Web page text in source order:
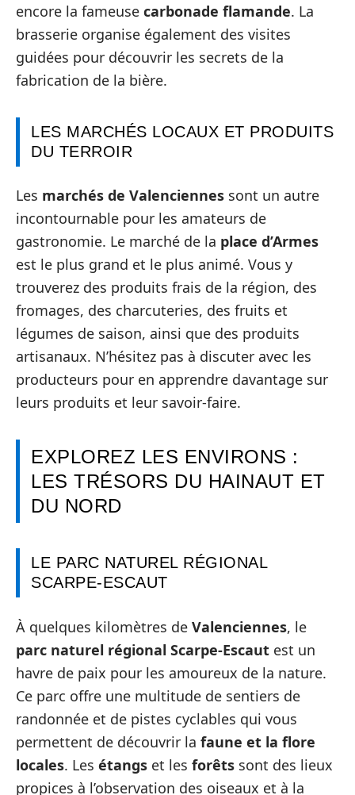
encore la fameuse carbonade flamande. La
brasserie organise également des visites
guidées pour découvrir les secrets de la
fabrication de la bière.
LES MARCHÉS LOCAUX ET PRODUITS
DU TERROIR
Les marchés de Valenciennes sont un autre
incontournable pour les amateurs de
gastronomie. Le marché de la place d’Armes
est le plus grand et le plus animé. Vous y
trouverez des produits frais de la région, des
fromages, des charcuteries, des fruits et
légumes de saison, ainsi que des produits
artisanaux. N’hésitez pas à discuter avec les
producteurs pour en apprendre davantage sur
leurs produits et leur savoir-faire.
EXPLOREZ LES ENVIRONS :
LES TRÉSORS DU HAINAUT ET
DU NORD
LE PARC NATUREL RÉGIONAL
SCARPE-ESCAUT
À quelques kilomètres de Valenciennes, le
parc naturel régional Scarpe-Escaut est un
havre de paix pour les amoureux de la nature.
Ce parc offre une multitude de sentiers de
randonnée et de pistes cyclables qui vous
permettent de découvrir la faune et la flore
locales. Les étangs et les forêts sont des lieux
propices à l’observation des oiseaux et à la